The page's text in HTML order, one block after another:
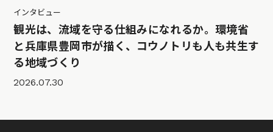
インタビュー
観光は、流域を守る仕組みになれるか。環境省
と兵庫県豊岡市が描く、コウノトリも人も共生す
る地域づくり
2026.07.30